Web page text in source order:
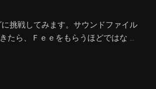
挑戦してみます。サウンドファイル
たら、Ｆｅｅをもらうほどではな …